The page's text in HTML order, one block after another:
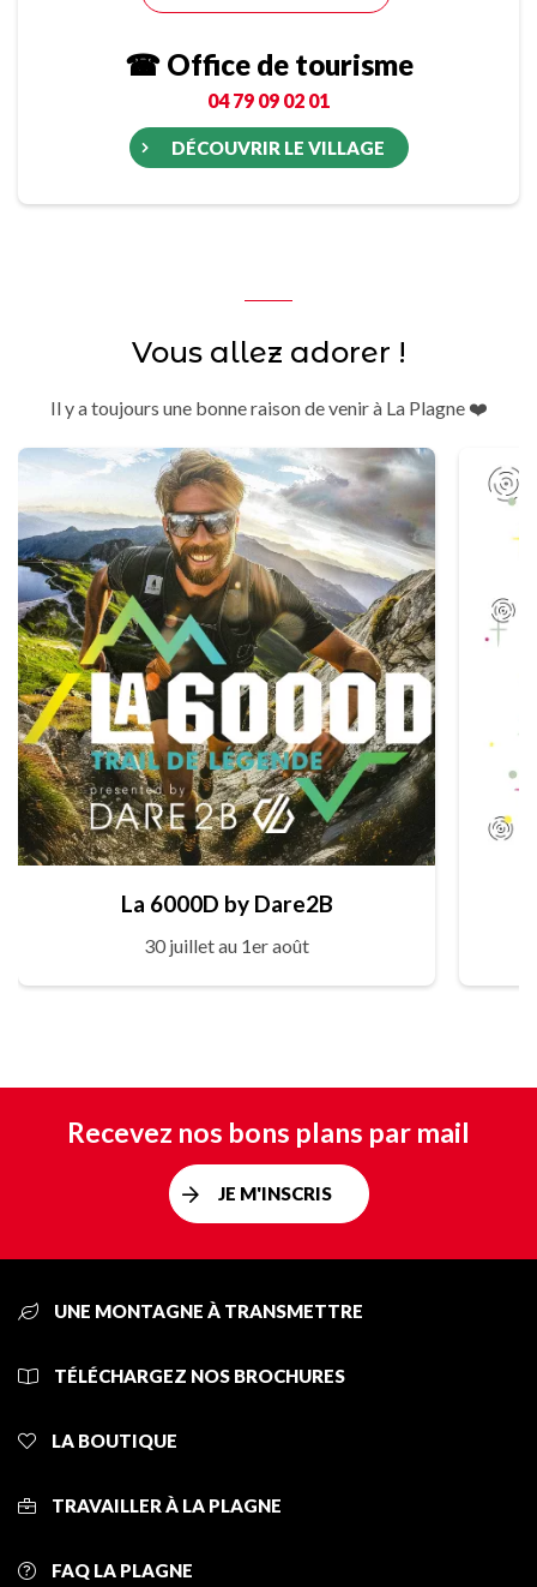
☎ Office de tourisme
04 79 09 02 01
DÉCOUVRIR LE VILLAGE
Vous allez adorer !
Il y a toujours une bonne raison de venir à La Plagne ❤️
La 6000D by Dare2B
30 juillet au 1er août
Recevez nos bons plans par mail
JE M'INSCRIS
UNE MONTAGNE À TRANSMETTRE
TÉLÉCHARGEZ NOS BROCHURES
LA BOUTIQUE
TRAVAILLER À LA PLAGNE
FAQ LA PLAGNE